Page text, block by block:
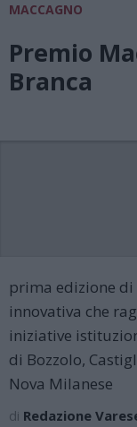
MACCAGNO
Premio
Branca
prima edizione
innovativa che
iniziative
di Bozzolo,
Nova Milanese
di Redazione